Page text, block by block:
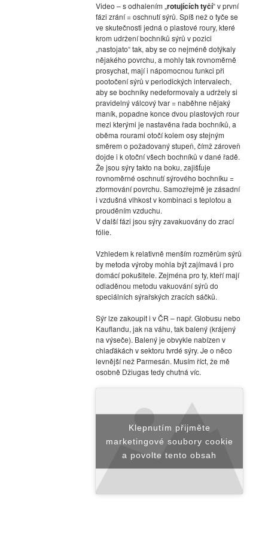
Video – s odhalením „rotujících tyčí“ v první
fázi zrání = oschnutí sýrů. Spíš než o tyče se
ve skutečnosti jedná o plastové roury, které
krom udržení bochníků sýrů v pozici
„nastojato“ tak, aby se co nejméně dotýkaly
nějakého povrchu, a mohly tak rovnoměrně
prosychat, mají i nápomocnou funkci při
pootočení sýrů v periodických intervalech,
aby se bochníky nedeformovaly a udržely si
pravidelný válcový tvar = naběhne nějaký
maník, popadne konce dvou plastových rour
mezi kterými je nastavěna řada bochníků, a
oběma rourami otočí kolem osy stejným
směrem o požadovaný stupeň, čímž zároveň
dojde i k otoční všech bochníků v dané řadě.
Že jsou sýry takto na boku, zajišťuje
rovnoměrné oschnutí sýrového bochníku =
zformování povrchu. Samozřejmě je zásadní
i vzdušná vlhkost v kombinaci s teplotou a
prouděním vzduchu.
V další fázi jsou sýry zavakuovány do zrací
fólie.
Vzhledem k relativně menším rozměrům sýrů
by metoda výroby mohla být zajímavá i pro
domácí pokušitele. Zejména pro ty, kteří mají
odladěnou metodu vakuování sýrů do
speciálních sýrařských zracích sáčků.
Sýr lze zakoupit i v ČR – např. Globusu nebo
Kauflandu, jak na váhu, tak balený (krájený
na výseče). Balený je obvykle nabízen v
chlaďákách v sektoru tvrdé sýry. Je o něco
levnější než Parmesán. Musím říct, že mě
osobně Džiugas tedy chutná víc.
Klepnutím přijměte
marketingové soubory cookie
a povolte tento obsah